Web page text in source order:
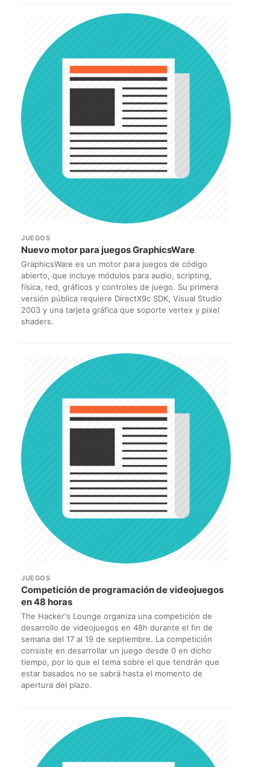
JUEGOS
Nuevo motor para juegos GraphicsWare
GraphicsWare es un motor para juegos de código
abierto, que incluye módulos para audio, scripting,
física, red, gráficos y controles de juego. Su primera
versión pública requiere DirectX9c SDK, Visual Studio
2003 y una tarjeta gráfica que soporte vertex y pixel
shaders.
JUEGOS
Competición de programación de videojuegos
en 48 horas
The Hacker's Lounge organiza una competición de
desarrollo de videojuegos en 48h durante el fin de
semana del 17 al 19 de septiembre. La competición
consiste en desarrollar un juego desde 0 en dicho
tiempo, por lo que el tema sobre el que tendrán que
estar basados no se sabrá hasta el momento de
apertura del plazo.